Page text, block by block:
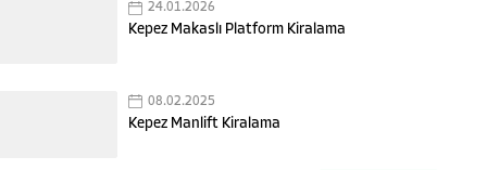
24.01.2026
Kepez Makaslı Platform Kiralama
08.02.2025
Kepez Manlift Kiralama